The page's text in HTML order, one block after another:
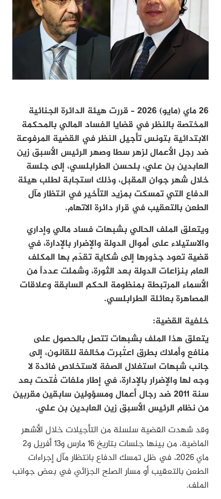
26 ماي (مايو) 2026 – قررت هيئة الدائرة الجنائية
المختصة بالنظر في قضايا الفساد المالي بالمحكمة
الابتدائية بتونس تأجيل النظر في القضية المرفوعة
ضد رجل الأعمال لزهر سطا وصهر الرئيس الأسبق زين
العابدين بن علي، بلحسن الطرابلسي، إلى جلسة
خلال شهر جوان المقبل، وذلك استجابة لطلب هيئة
الدفاع التي تمسكت بمزيد التأخير في انتظار مآل
الطعن بالتعقيب في قرار دائرة الاتهام.
ويتعلق الملف الحالي بشبهات فساد مالي وإداري
والاستيلاء على أموال الدولة والإضرار بالإدارة، في
قضية تعود جذورها إلى شكاية تقدّم بها المكلف
العام بنزاعات الدولة بعد الثورة، وشملت عدداً من
الأسماء المرتبطة بمنظومة الحكم السابقة وعلاقات
المصاهرة بعائلة الطرابلسي.
خلفية القضية:
يتعلق هذا الملف بشبهات تتصل بالحصول على
منافع وأملاك بطرق اعتُبرت مخالفة للقانون، إلى
جانب شبهات استغلال الصفة لاستخلاص فائدة لا
وجه لها والإضرار بالإدارة، في إطار ملفات فُتحت بعد
سنة 2011 ضد رجال أعمال ومسؤولين سابقين مقربين
من نظام الرئيس الأسبق زين العابدين بن علي.
وقد شهدت القضية سلسلة من التأجيلات خلال الأشهر
الماضية، من بينها جلسات بتاريخ 16 مارس و13 أفريل و2
ماي 2026، في ظل تمسك الدفاع بانتظار مآل إجراءات
الطعن بالتعقيب أو مسار الصلح الجزائي في بعض جوانب
الملف.